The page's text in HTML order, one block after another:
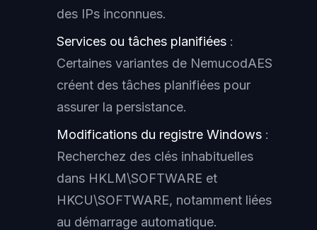
des IPs inconnues.
Services ou tâches planifiées :
Certaines variantes de NemucodAES
créent des tâches planifiées pour
assurer la persistance.
Modifications du registre Windows :
Recherchez des clés inhabituelles
dans HKLM\SOFTWARE et
HKCU\SOFTWARE, notamment liées
au démarrage automatique.